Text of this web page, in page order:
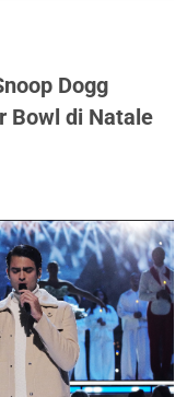
Dogg
Bowl di Natale